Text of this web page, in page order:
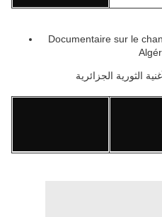
Documentaire sur le
الثورية الجزائرية